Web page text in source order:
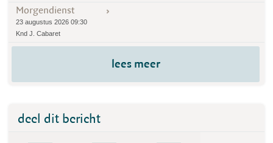
Morgendienst
23 augustus 2026 09:30
Knd J. Cabaret
lees meer
deel dit bericht